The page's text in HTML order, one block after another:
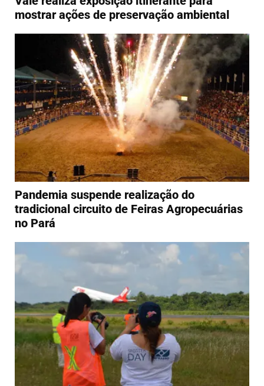
mostrar ações de preservação ambiental
Pandemia suspende realização do
tradicional circuito de Feiras Agropecuárias
no Pará